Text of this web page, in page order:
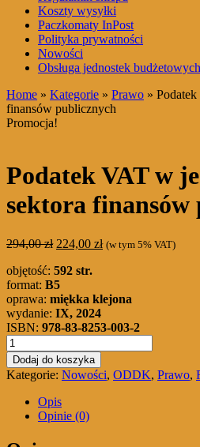
Koszty wysyłki
Paczkomaty InPost
Polityka prywatności
Nowości
Obsługa jednostek budżetowych
Home » Kategorie » Prawo »
finansów publicznych
Promocja!
Podatek VAT w
sektora
294,00zł Pierwotna
wynosiła:
294,00 zł.
224,00 złAktualna
(w tym 5% VAT)
objętość: 592 str.
format: B5
oprawa: miękka klejona
wydanie: IX, 2024
ISBN: 978-83-8253-003-2
ilość
Podatek
VAT
w
jednostkach
sektora
finansów
publicznych
Dodaj do koszyka
Kategorie: Nowości, ODDK, Prawo,
Opis
Opinie (0)